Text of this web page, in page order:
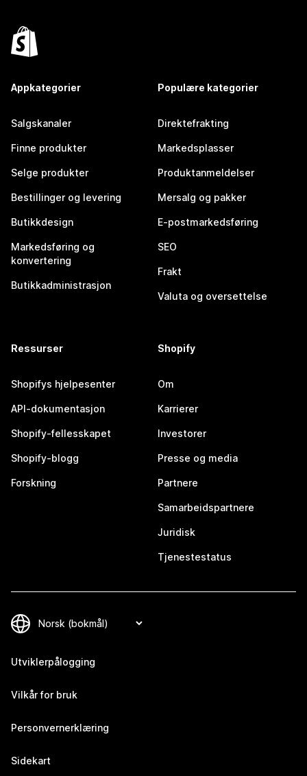
Appkategorier
Salgskanaler
Finne produkter
Selge produkter
Bestillinger og levering
Butikkdesign
Markedsføring og
konvertering
Butikkadministrasjon
Populære kategorier
Direktefrakting
Markedsplasser
Produktanmeldelser
Mersalg og pakker
E-postmarkedsføring
SEO
Frakt
Valuta og oversettelse
Ressurser
Shopifys hjelpesenter
API-dokumentasjon
Shopify-fellesskapet
Shopify-blogg
Forskning
Shopify
Om
Karrierer
Investorer
Presse og media
Partnere
Samarbeidspartnere
Juridisk
Tjenestestatus
Utviklerpålogging
Vilkår for bruk
Personvernerklæring
Sidekart